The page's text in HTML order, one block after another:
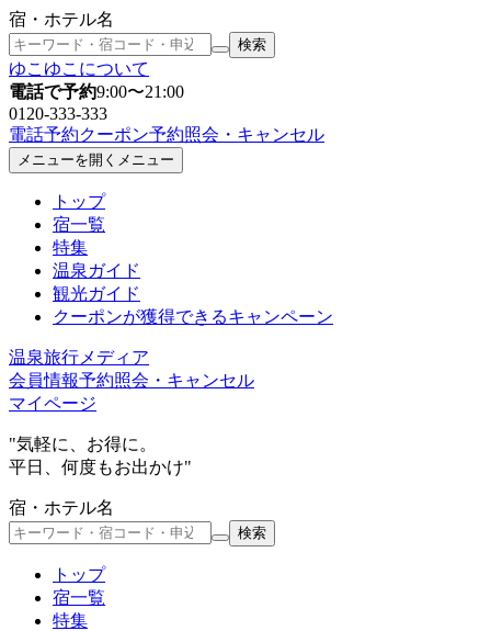
宿・ホテル名
検索
ゆこゆこについて
電話で予約9:00〜21:00
0120-333-333
電話予約クーポン予約照会 ・キャンセル
メニューを開く メニュー
トップ
宿一覧
特集
温泉ガイド
観光ガイド
クーポンが獲得できるキャンペーン
温泉旅行メディア
会員情報予約照会 ・キャンセル
マイページ
"気軽に、お得に。
平日、何度もお出かけ"
宿・ホテル名
検索
トップ
宿一覧
特集